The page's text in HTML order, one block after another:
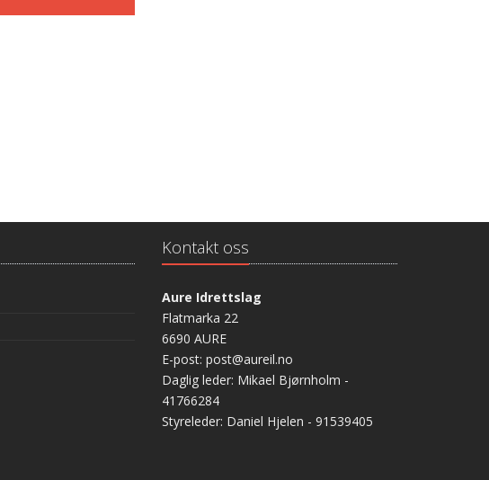
Kontakt oss
Aure Idrettslag
Flatmarka 22
6690 AURE
E-post: post@aureil.no
Daglig leder: Mikael Bjørnholm -
41766284
Styreleder: Daniel Hjelen - 91539405